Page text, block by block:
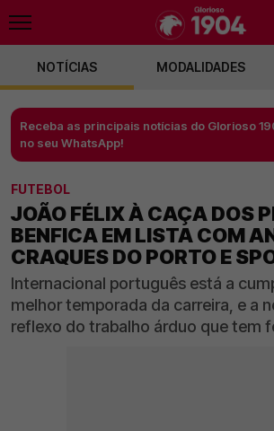
NOTÍCIAS MODALIDADES
Receba as principais notícias do Glorioso
no seu WhatsApp!
FUTEBOL
JOÃO FÉLIX À CAÇA DOS
BENFICA EM LISTA COM
CRAQUES DO PORTO E
Internacional português está a
melhor temporada da carreira, e a
reflexo do trabalho árduo que tem